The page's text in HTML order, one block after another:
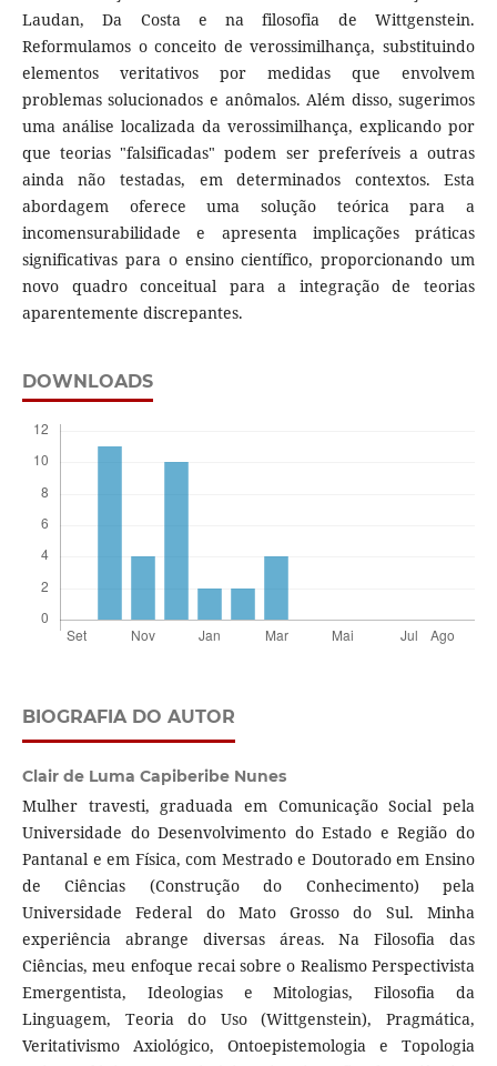
Laudan, Da Costa e na filosofia de Wittgenstein.
Reformulamos o conceito de verossimilhança, substituindo
elementos veritativos por medidas que envolvem
problemas solucionados e anômalos. Além disso, sugerimos
uma análise localizada da verossimilhança, explicando por
que teorias "falsificadas" podem ser preferíveis a outras
ainda não testadas, em determinados contextos. Esta
abordagem oferece uma solução teórica para a
incomensurabilidade e apresenta implicações práticas
significativas para o ensino científico, proporcionando um
novo quadro conceitual para a integração de teorias
aparentemente discrepantes.
DOWNLOADS
BIOGRAFIA DO AUTOR
Clair de Luma Capiberibe Nunes
Mulher travesti, graduada em Comunicação Social pela
Universidade do Desenvolvimento do Estado e Região do
Pantanal e em Física, com Mestrado e Doutorado em Ensino
de Ciências (Construção do Conhecimento) pela
Universidade Federal do Mato Grosso do Sul. Minha
experiência abrange diversas áreas. Na Filosofia das
Ciências, meu enfoque recai sobre o Realismo Perspectivista
Emergentista, Ideologias e Mitologias, Filosofia da
Linguagem, Teoria do Uso (Wittgenstein), Pragmática,
Veritativismo Axiológico, Ontoepistemologia e Topologia